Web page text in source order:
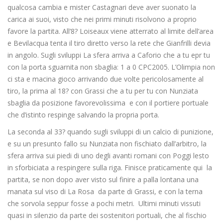
qualcosa cambia e mister Castagnari deve aver suonato la
carica ai suoi, visto che nei primi minuti risolvono a proprio
favore la partita. All’8? Loiseaux viene atterrato al limite dell’area
e Bevilacqua tenta il tiro diretto verso la rete che Gianfrilli devia
in angolo. Sugli sviluppi La sfera arriva a Caforio che a tu epr tu
con la porta sguarnita non sbaglia: 1 a 0 CPC2005. L’Olimpia non
ci sta e macina gioco arrivando due volte pericolosamente al
tiro, la prima al 18? con Grassi che a tu per tu con Nunziata
sbaglia da posizione favorevolissima e con il portiere portuale
che d’istinto respinge salvando la propria porta.
La seconda al 33? quando sugli sviluppi di un calcio di punizione,
e su un presunto fallo su Nunziata non fischiato dall’arbitro, la
sfera arriva sui piedi di uno degli avanti romani con Poggi lesto
in sforbiciata a respingere sulla riga. Finisce praticamente qui la
partita, se non dopo aver visto sul finire a palla lontana una
manata sul viso di La Rosa da parte di Grassi, e con la terna
che sorvola seppur fosse a pochi metri. Ultimi minuti vissuti
quasi in silenzio da parte dei sostenitori portuali, che al fischio